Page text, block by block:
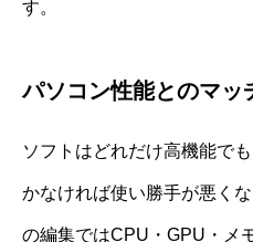
す。
パソコン性能とのマッ
ソフトはどれだけ高機能で
かなければ使い勝手が悪く
の編集ではCPU・GPU・メ